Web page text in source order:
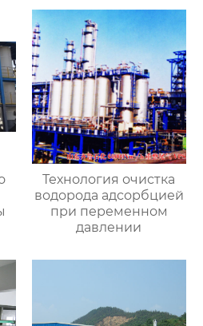
Технология очистка
водорода адсорбцией
при переменном
давлении